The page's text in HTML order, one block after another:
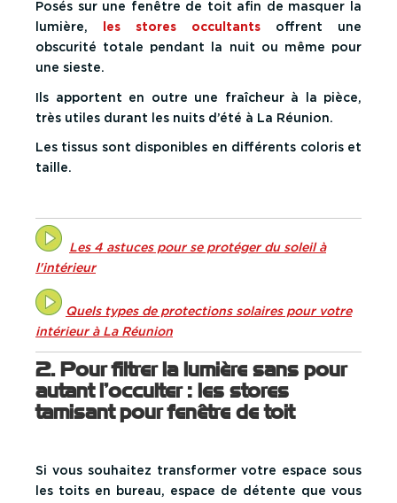
Posés sur une fenêtre de toit afin de masquer la
lumière,
les stores occultants
offrent une
obscurité totale pendant la nuit ou même pour
une sieste.
Ils apportent en outre une fraîcheur à la pièce,
très utiles durant les nuits d’été à La Réunion.
Les tissus sont disponibles en différents coloris et
taille.
Les 4 astuces pour se protéger du soleil à
l'intérieur
Quels types de protections solaires pour votre
intérieur à La Réunion
2. Pour filtrer la lumière sans pour
autant l’occulter : les stores
tamisant pour fenêtre de toit
Si vous souhaitez transformer votre espace sous
les toits en bureau, espace de détente que vous